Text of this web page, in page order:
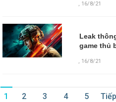
, 16/8/21
Leak
game thủ
, 16/8/21
1 2 3 4 5